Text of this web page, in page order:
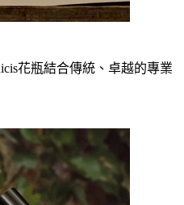
花瓶結合傳統、卓越的專業